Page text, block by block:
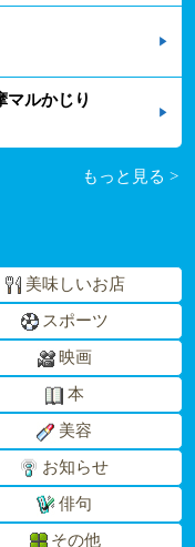
マルかじり
もっと見る >
美味しいお店
スポーツ
映画
本
美容
お知らせ
俳句
その他